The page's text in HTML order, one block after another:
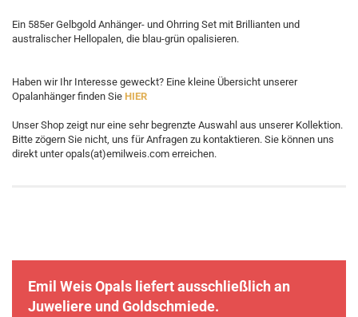
Ein 585er Gelbgold Anhänger- und Ohrring Set mit Brillianten und
australischer Hellopalen, die blau-grün opalisieren.
Haben wir Ihr Interesse geweckt? Eine kleine Übersicht unserer
Opalanhänger finden Sie HIER
Unser Shop zeigt nur eine sehr begrenzte Auswahl aus unserer Kollektion.
Bitte zögern Sie nicht, uns für Anfragen zu kontaktieren. Sie können uns
direkt unter opals(at)emilweis.com erreichen.
Emil Weis Opals liefert ausschließlich an
Juweliere und Goldschmiede.